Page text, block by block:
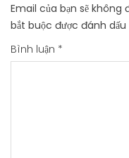
Email của bạn sẽ không
bắt buộc được đánh dấu
Bình luận *